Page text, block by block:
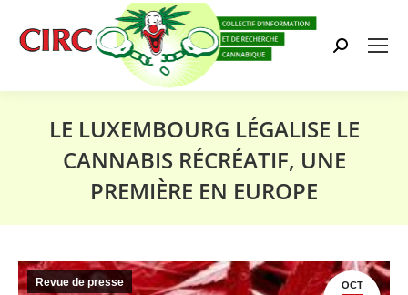
Search:
LE LUXEMBOURG LÉGALISE LE
CANNABIS RÉCRÉATIF, UNE
PREMIÈRE EN EUROPE
OCT
Revue de presse